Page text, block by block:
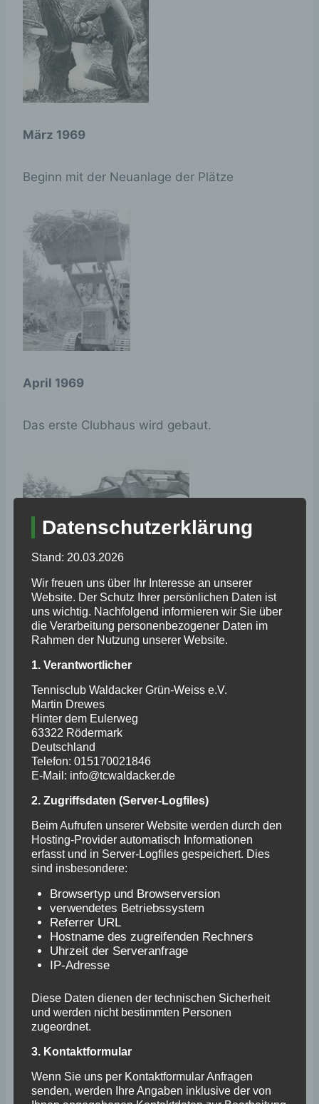
März 1969
Beginn mit der Neuanlage der Plätze
April 1969
Das erste Clubhaus wird gebaut.
Mai 1969
Fertig, es darf gespielt werden.
August 1969
Offizielle Eröffnung der Platzanlage mit einer
Gastmannschaft des Tennisclubs Grunewald
Berlin
Datenschutzerklärung
Stand: 20.03.2026
Wir freuen uns über Ihr Interesse an unserer
Website. Der Schutz Ihrer persönlichen Daten ist
uns wichtig. Nachfolgend informieren wir Sie über
die Verarbeitung personenbezogener Daten im
Rahmen der Nutzung unserer Website.
1. Verantwortlicher
Tennisclub Waldacker Grün-Weiss e.V.
Martin Drewes
Hinter dem Eulerweg
63322 Rödermark
Deutschland
Telefon: 015170021846
E-Mail: info@tcwaldacker.de
2. Zugriffsdaten (Server-Logfiles)
Beim Aufrufen unserer Website werden durch den
Hosting-Provider automatisch Informationen
erfasst und in Server-Logfiles gespeichert. Dies
sind insbesondere:
Browsertyp und Browserversion
verwendetes Betriebssystem
Referrer URL
Hostname des zugreifenden Rechners
Uhrzeit der Serveranfrage
IP-Adresse
Diese Daten dienen der technischen Sicherheit
und werden nicht bestimmten Personen
zugeordnet.
3. Kontaktformular
Wenn Sie uns per Kontaktformular Anfragen
senden, werden Ihre Angaben inklusive der von